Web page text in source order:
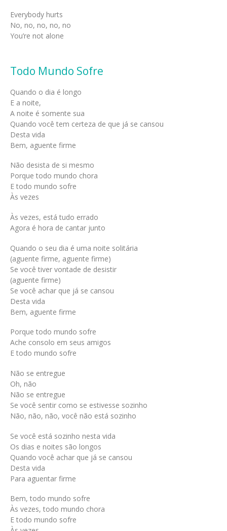
Everybody hurts
No, no, no, no, no
You’re not alone
Todo Mundo Sofre
Quando o dia é longo
E a noite,
A noite é somente sua
Quando você tem certeza de que já se cansou
Desta vida
Bem, aguente firme
Não desista de si mesmo
Porque todo mundo chora
E todo mundo sofre
Às vezes
Às vezes, está tudo errado
Agora é hora de cantar junto
Quando o seu dia é uma noite solitária
(aguente firme, aguente firme)
Se você tiver vontade de desistir
(aguente firme)
Se você achar que já se cansou
Desta vida
Bem, aguente firme
Porque todo mundo sofre
Ache consolo em seus amigos
E todo mundo sofre
Não se entregue
Oh, não
Não se entregue
Se você sentir como se estivesse sozinho
Não, não, não, você não está sozinho
Se você está sozinho nesta vida
Os dias e noites são longos
Quando você achar que já se cansou
Desta vida
Para aguentar firme
Bem, todo mundo sofre
Às vezes, todo mundo chora
E todo mundo sofre